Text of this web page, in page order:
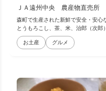
ＪＡ遠州中央 農産物直売所
森町で生産された新鮮で安全・安心
とうもろこし、茶、米、治郎（次郎
お土産 グルメ